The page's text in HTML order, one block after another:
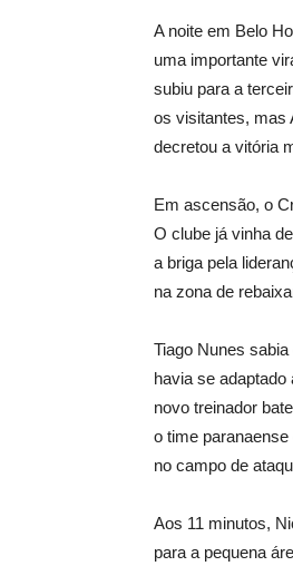
A noite em Belo
uma importante
subiu para a
os visitantes, mas
decretou a vitória
Em ascensão, o
O clube já vinha
a briga pela
na zona de
Tiago Nunes
havia se
novo treinador
o time
no campo de
Aos 11 minutos,
para a pequena